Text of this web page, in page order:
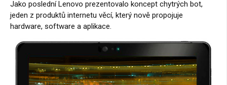
Jako poslední Lenovo prezentovalo koncept chytrých bot,
jeden z produktů internetu věcí, který nově propojuje
hardware, software a aplikace.